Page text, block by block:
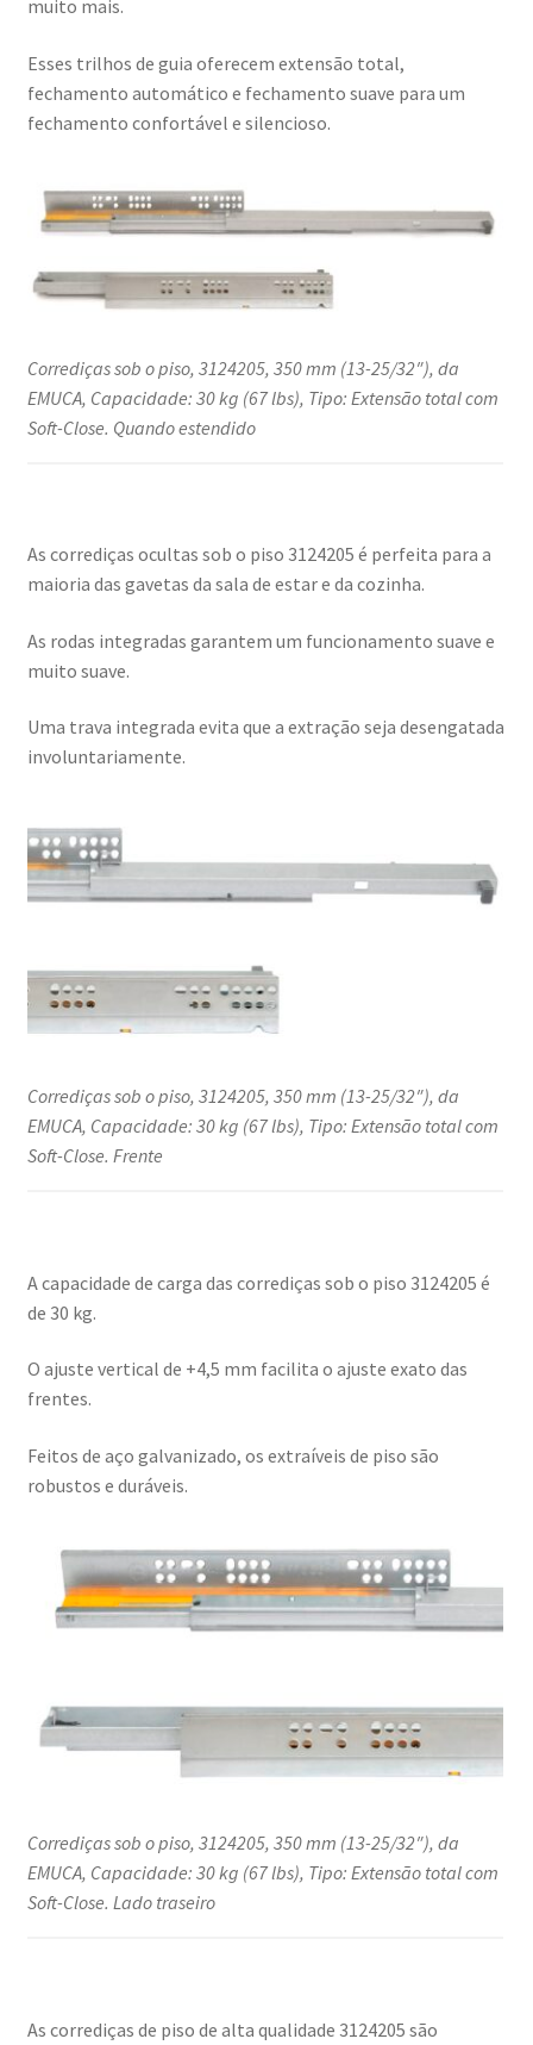
e
muito
mais,
muito mais.
Esses trilhos de guia oferecem extensão total,
fechamento automático e fechamento suave para um
fechamento confortável e silencioso.
Corrediças sob o piso, 3124205, 350 mm (13-25/32″), da
EMUCA, Capacidade: 30 kg (67 lbs), Tipo: Extensão total com
Soft-Close. Quando estendido
As corrediças ocultas sob o piso 3124205 é perfeita para a
maioria das gavetas da sala de estar e da cozinha.
As rodas integradas garantem um funcionamento suave e
muito suave.
Uma trava integrada evita que a extração seja desengatada
involuntariamente.
Corrediças sob o piso, 3124205, 350 mm (13-25/32″), da
EMUCA, Capacidade: 30 kg (67 lbs), Tipo: Extensão total com
Soft-Close. Frente
A capacidade de carga das corrediças sob o piso 3124205 é
de 30 kg.
O ajuste vertical de +4,5 mm facilita o ajuste exato das
frentes.
Feitos de aço galvanizado, os extraíveis de piso são
robustos e duráveis.
Corrediças sob o piso, 3124205, 350 mm (13-25/32″), da
EMUCA, Capacidade: 30 kg (67 lbs), Tipo: Extensão total com
Soft-Close. Lado traseiro
As corrediças de piso de alta qualidade 3124205 são